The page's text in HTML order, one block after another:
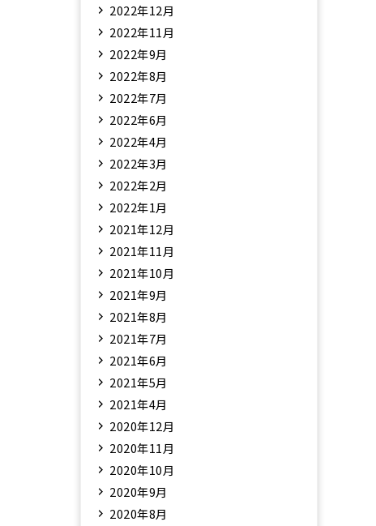
2022年12月
2022年11月
2022年9月
2022年8月
2022年7月
2022年6月
2022年4月
2022年3月
2022年2月
2022年1月
2021年12月
2021年11月
2021年10月
2021年9月
2021年8月
2021年7月
2021年6月
2021年5月
2021年4月
2020年12月
2020年11月
2020年10月
2020年9月
2020年8月